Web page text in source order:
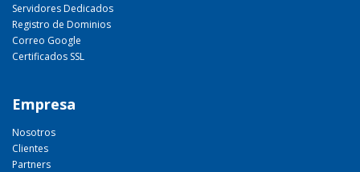
Servidores Dedicados
Registro de Dominios
Correo Google
Certificados SSL
Empresa
Nosotros
Clientes
Partners